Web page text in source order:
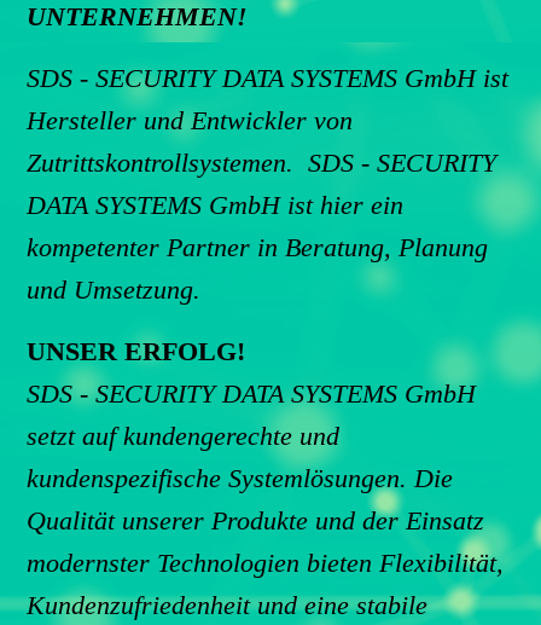
UNTERNEHMEN!
SDS - SECURITY DATA SYSTEMS GmbHist
Hersteller und Entwickler von
Zutrittskontrollsystemen.SDS - SECURITY
DATA SYSTEMS GmbHist hier ein
kompetenter Partner in Beratung, Planung
und Umsetzung.
UNSER ERFOLG!
SDS - SECURITY DATA SYSTEMS GmbH
setzt auf kundengerechte und
kundenspezifische Systemlösungen. Die
Qualität unserer Produkte und der Einsatz
modernster Technologien bieten Flexibilität,
Kundenzufriedenheit und eine stabile